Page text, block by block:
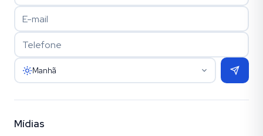
Manhã
Mídias